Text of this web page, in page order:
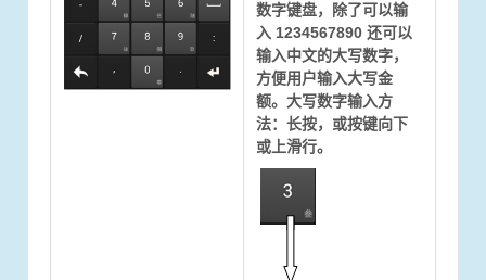
数字键盘，除了可以输
入 1234567890 还可以
输入中文的大写数字，
方便用户输入大写金
额。大写数字输入方
法：长按，或按键向下
或上滑行。